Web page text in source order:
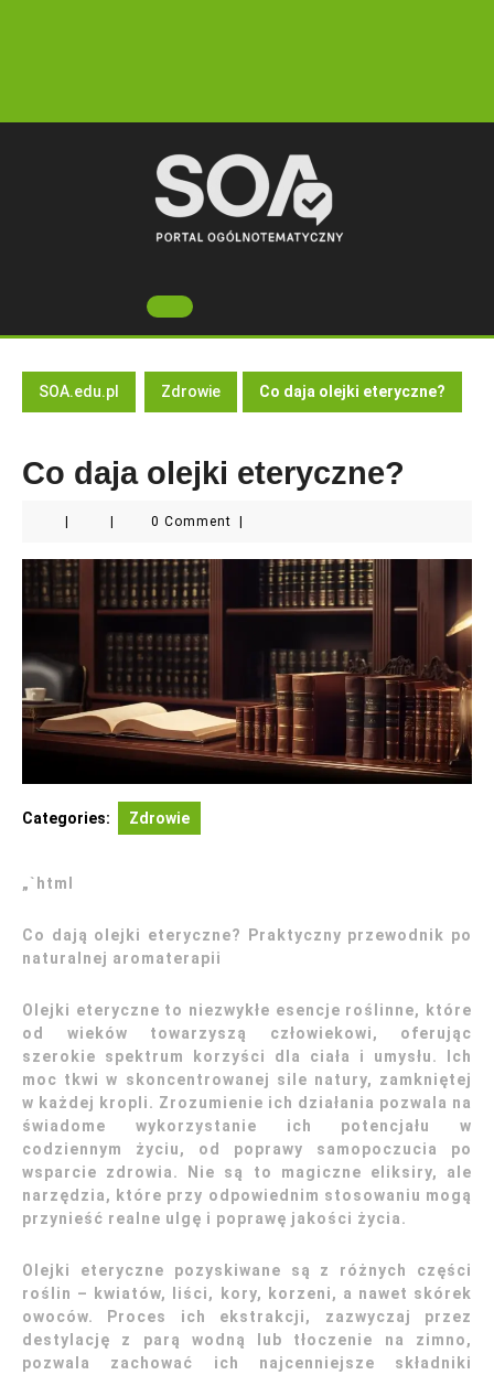
Open
Button
SOA.edu.pl Zdrowie Co daja olejki eteryczne?
Co daja olejki eteryczne?
0 Comment
Categories: Zdrowie
„`html
Co dają olejki eteryczne? Praktyczny przewodnik po
naturalnej aromaterapii
Olejki eteryczne to niezwykłe esencje roślinne, które
od wieków towarzyszą człowiekowi, oferując
szerokie spektrum korzyści dla ciała i umysłu. Ich
moc tkwi w skoncentrowanej sile natury, zamkniętej
w każdej kropli. Zrozumienie ich działania pozwala na
świadome wykorzystanie ich potencjału w
codziennym życiu, od poprawy samopoczucia po
wsparcie zdrowia. Nie są to magiczne eliksiry, ale
narzędzia, które przy odpowiednim stosowaniu mogą
przynieść realne ulgę i poprawę jakości życia.
Olejki eteryczne pozyskiwane są z różnych części
roślin – kwiatów, liści, kory, korzeni, a nawet skórek
owoców. Proces ich ekstrakcji, zazwyczaj przez
destylację z parą wodną lub tłoczenie na zimno,
pozwala zachować ich najcenniejsze składniki